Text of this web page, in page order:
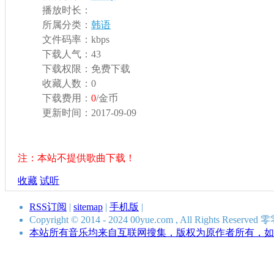
播放时长：
所属分类： 韩语
文件码率： kbps
下载人气： 43
下载权限： 免费下载
收藏人数： 0
下载费用： 0/金币
更新时间： 2017-09-09
注：本站不提供歌曲下载！
收藏 试听
RSS订阅 | sitemap | 手机版 |
Copyright © 2014 - 2024 00yue.com , All Rights Reserved
本站所有音乐均来自互联网搜集，版权为原作者所有，